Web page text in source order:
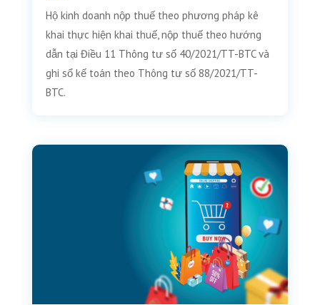
Hộ kinh doanh nộp thuế theo phương pháp kê
khai thực hiện khai thuế, nộp thuế theo hướng
dẫn tại Điều 11 Thông tư số 40/2021/TT-BTC và
ghi sổ kế toán theo Thông tư số 88/2021/TT-
BTC.